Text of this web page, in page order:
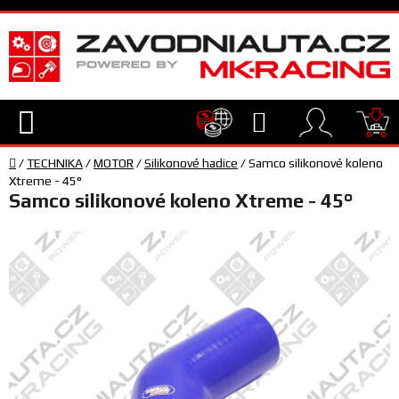
Přejít
na
obsah
Hledat
TECHNIKA
JEZDEC
TÝM
SERVIS
Domů
/TECHNIKA/MOTOR /Silikonové hadice /Samco silikonové koleno
Xtreme - 45°
Samco silikonové koleno Xtreme - 45°